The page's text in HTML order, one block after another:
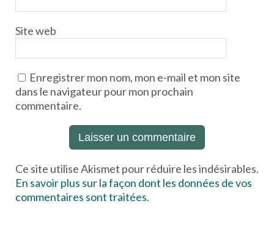
Site web
Enregistrer mon nom, mon e-mail et mon site
dans le navigateur pour mon prochain
commentaire.
Ce site utilise Akismet pour réduire les indésirables.
En savoir plus sur la façon dont les données de vos
commentaires sont traitées.